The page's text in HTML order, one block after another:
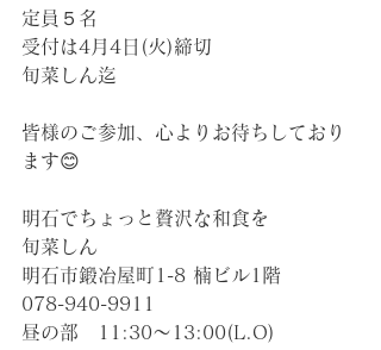
定員５名
受付は4月4日(火)締切
旬菜しん迄
皆様のご参加、心よりお待ちしており
ます😊
明石でちょっと贅沢な和食を
旬菜しん
明石市鍛冶屋町1-8 楠ビル1階
078-940-9911
昼の部　11:30〜13:00(L.O)